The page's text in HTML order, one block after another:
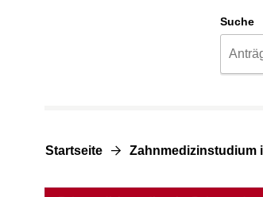
Suche
Startseite Zahnmedizinstudium